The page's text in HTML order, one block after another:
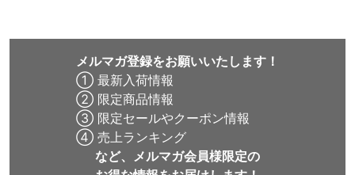
メルマガ登録をお願いいたします！
① 最新入荷情報
② 限定商品情報
③ 限定セールやクーポン情報
④ 売上ランキング
など、メルマガ会員様限定の